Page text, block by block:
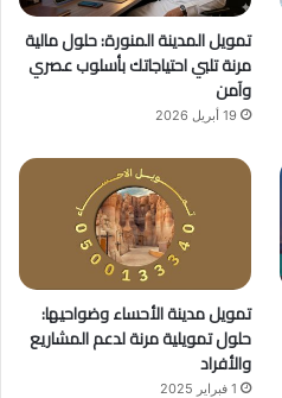
b
e
ا
م
تمويل المدينة المنورة: حلول مالية
مرنة تلبي احتياجاتك بأسلوب عصري
وآمن
19 أبريل 2026
تمويل مدينة الأحساء وضواحيها:
حلول تمويلية مرنة لدعم المشاريع
والأفراد
1 فبراير 2025